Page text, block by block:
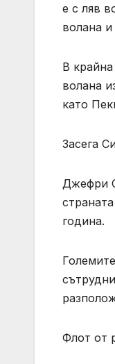
е с ляв
волана
В
волана
като
Засега
Джефри
година.
Флот от